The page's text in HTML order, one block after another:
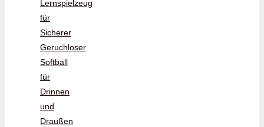
Lernspielzeug
für
Sicherer
Geruchloser
Softball
für
Drinnen
und
Draußen